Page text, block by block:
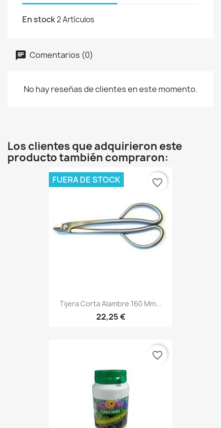
En stock2 Artículos
Comentarios (0)
No hay reseñas de clientes en este momento.
Los clientes que adquirieron este
producto también compraron:
Tijera Corta Alambre 160 Mm...
22,25 €
FUERA DE STOCK favorite_border
favorite_border